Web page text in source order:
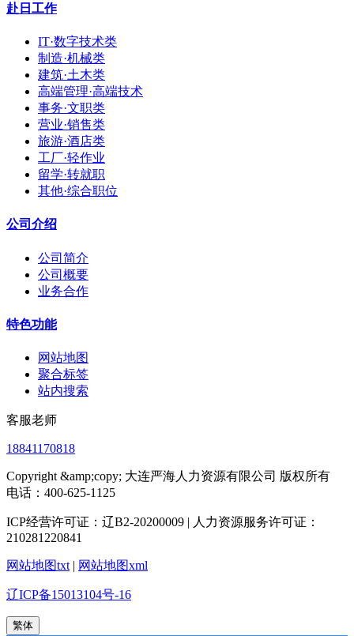
赴日工作
IT·数字技术类
制造·机械类
建筑·土木类
高端管理·高端技术
事务·文职类
营业·销售类
旅游·酒店类
工厂·轻作业
留学·转就职
其他·综合职位
公司介绍
公司简介
公司概要
业务合作
特色功能
网站地图
聚合标签
站内搜索
客服老师
18841170818
Copyright &amp;copy; 大连严海人力资源有限公司 版权所有
电话：400-625-1125
ICP经营许可证：辽B2-20200009 | 人力资源服务许可证：
210281220841
网站地图txt | 网站地图xml
辽ICP备15013104号-16
繁体